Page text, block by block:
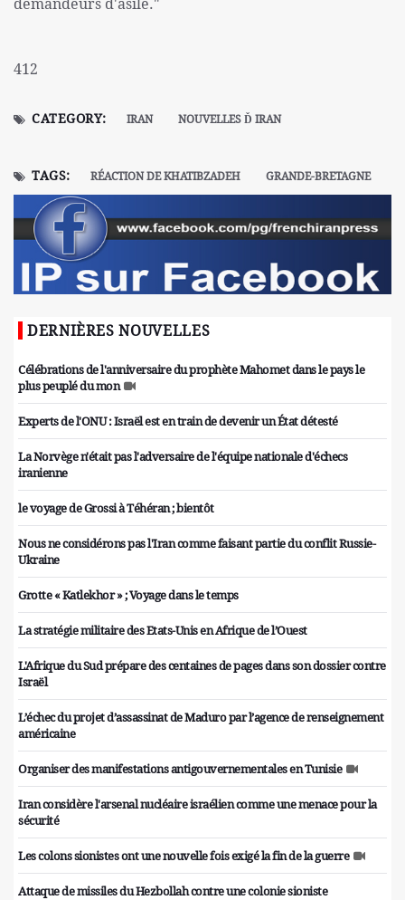
412
CATEGORY: IRAN NOUVELLES Ď IRAN
TAGS: RÉACTION DE KHATIBZADEH GRANDE-BRETAGNE
DERNIÈRES NOUVELLES
Célébrations de l'anniversaire du prophète Mahomet dans le pays le
plus peuplé du mon
Experts de l'ONU : Israël est en train de devenir un État détesté
La Norvège n'était pas l'adversaire de l'équipe nationale d'échecs
iranienne
le voyage de Grossi à Téhéran ; bientôt
Nous ne considérons pas l'Iran comme faisant partie du conflit Russie-
Ukraine
Grotte « Katlekhor » ; Voyage dans le temps
La stratégie militaire des Etats-Unis en Afrique de l’Ouest
L'Afrique du Sud prépare des centaines de pages dans son dossier contre
Israël
L’échec du projet d’assassinat de Maduro par l’agence de renseignement
américaine
Organiser des manifestations antigouvernementales en Tunisie
Iran considère l'arsenal nucléaire israélien comme une menace pour la
sécurité
Les colons sionistes ont une nouvelle fois exigé la fin de la guerre
Attaque de missiles du Hezbollah contre une colonie sioniste